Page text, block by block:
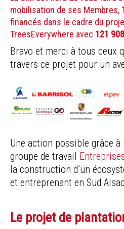
mobilisation de ses Membres,
financés dans le cadre du
TreesEverywhere avec 121
Bravo et merci à tous ceux
travers ce projet pour un
Une action possible grâce à
groupe de travail
la construction d’un
et entreprenant en Sud
Le projet de